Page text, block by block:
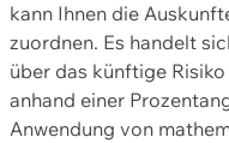
kann Ihnen die
zuordnen. Es handelt
über das künftige
anhand einer
Anwendung von